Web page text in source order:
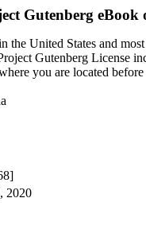
Gutenberg eBook
the United States and
Gutenberg License
you are located
2020